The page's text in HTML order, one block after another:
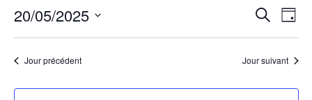
et
de
vues
Recherche
de
Jour
20/05/2025
date.Jour précédent Jour suivant